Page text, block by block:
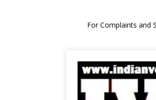
For Complaints and